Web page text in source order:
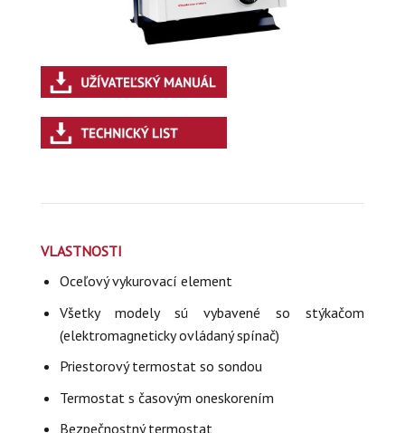
VLASTNOSTI
Oceľový vykurovací element
Všetky modely sú vybavené so stýkačom
(elektromagneticky ovládaný spínač)
Priestorový termostat so sondou
Termostat s časovým oneskorením
Bezpečnostný termostat